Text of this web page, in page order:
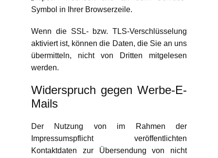
Symbol in Ihrer Browserzeile.
Wenn die SSL- bzw. TLS-Verschlüsselung
aktiviert ist, können die Daten, die Sie an uns
übermitteln, nicht von Dritten mitgelesen
werden.
Widerspruch gegen Werbe-E-
Mails
Der Nutzung von im Rahmen der
Impressumspflicht veröffentlichten
Kontaktdaten zur Übersendung von nicht